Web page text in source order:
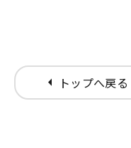
arrow_left トップへ戻る